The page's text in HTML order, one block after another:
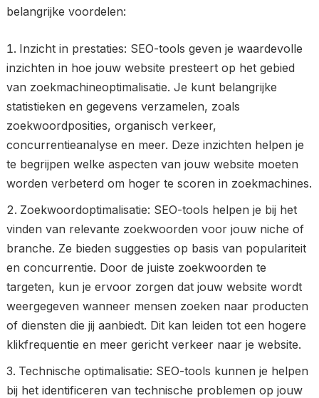
belangrijke voordelen:
Inzicht in prestaties: SEO-tools geven je waardevolle
inzichten in hoe jouw website presteert op het gebied
van zoekmachineoptimalisatie. Je kunt belangrijke
statistieken en gegevens verzamelen, zoals
zoekwoordposities, organisch verkeer,
concurrentieanalyse en meer. Deze inzichten helpen je
te begrijpen welke aspecten van jouw website moeten
worden verbeterd om hoger te scoren in zoekmachines.
Zoekwoordoptimalisatie: SEO-tools helpen je bij het
vinden van relevante zoekwoorden voor jouw niche of
branche. Ze bieden suggesties op basis van populariteit
en concurrentie. Door de juiste zoekwoorden te
targeten, kun je ervoor zorgen dat jouw website wordt
weergegeven wanneer mensen zoeken naar producten
of diensten die jij aanbiedt. Dit kan leiden tot een hogere
klikfrequentie en meer gericht verkeer naar je website.
Technische optimalisatie: SEO-tools kunnen je helpen
bij het identificeren van technische problemen op jouw